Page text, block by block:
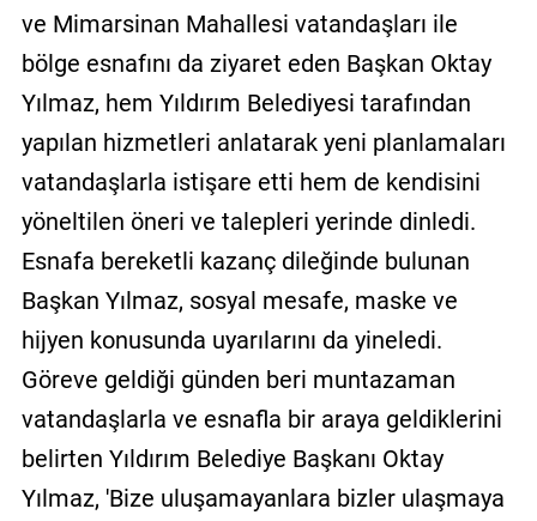
ve Mimarsinan Mahallesi vatandaşları ile
bölge esnafını da ziyaret eden Başkan Oktay
Yılmaz, hem Yıldırım Belediyesi tarafından
yapılan hizmetleri anlatarak yeni planlamaları
vatandaşlarla istişare etti hem de kendisini
yöneltilen öneri ve talepleri yerinde dinledi.
Esnafa bereketli kazanç dileğinde bulunan
Başkan Yılmaz, sosyal mesafe, maske ve
hijyen konusunda uyarılarını da yineledi.
Göreve geldiği günden beri muntazaman
vatandaşlarla ve esnafla bir araya geldiklerini
belirten Yıldırım Belediye Başkanı Oktay
Yılmaz, 'Bize uluşamayanlara bizler ulaşmaya